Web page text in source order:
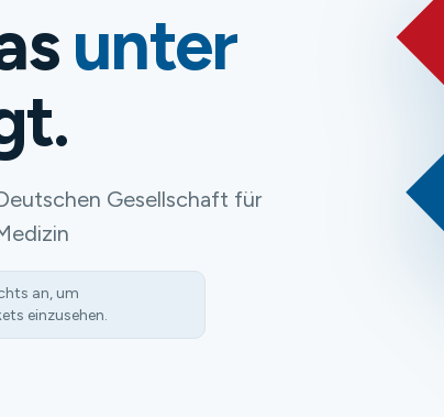
unter
Gesellschaft für
an, um
einzusehen.